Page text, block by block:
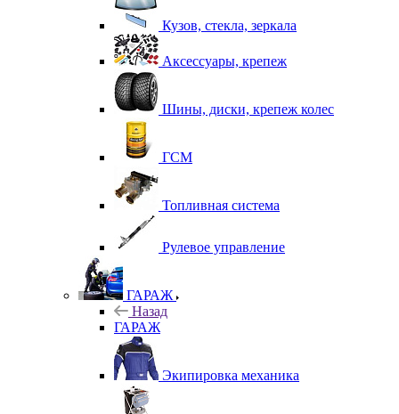
Кузов, стекла, зеркала
Аксессуары, крепеж
Шины, диски, крепеж колес
ГСМ
Топливная система
Рулевое управление
ГАРАЖ
Назад
ГАРАЖ
Экипировка механика